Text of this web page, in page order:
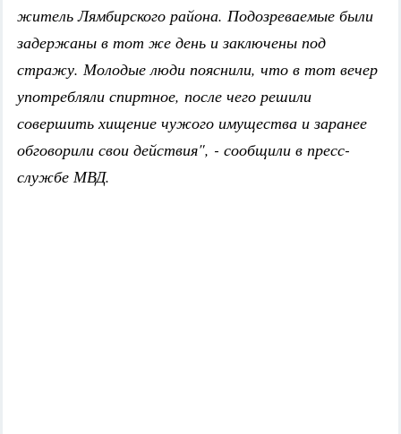
житель Лямбирского района. Подозреваемые были
задержаны в тот же день и заключены под
стражу. Молодые люди пояснили, что в тот вечер
употребляли спиртное, после чего решили
совершить хищение чужого имущества и заранее
обговорили свои действия", - сообщили в пресс-
службе МВД.